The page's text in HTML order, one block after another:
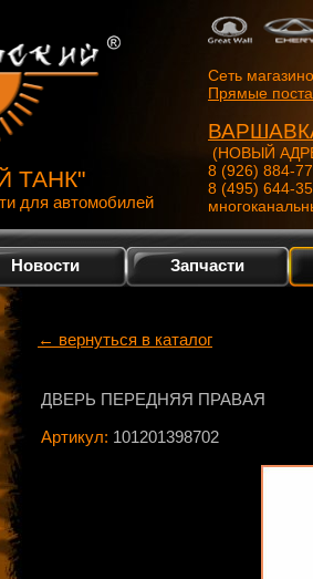
ТАНК"
для автомобилей
Сеть
Прямые
(НОВЫЙ
8 (926) 884-
8 (495) 644-
Новости Запчасти
← вернуться в каталог
ДВЕРЬ ПЕРЕДНЯЯ ПРАВАЯ
Артикул: 101201398702